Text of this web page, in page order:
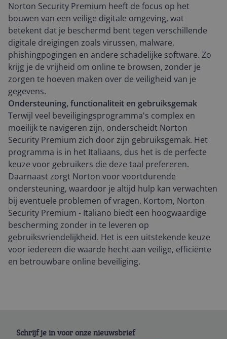
Norton Security Premium heeft de focus op het
bouwen van een veilige digitale omgeving, wat
betekent dat je beschermd bent tegen verschillende
digitale dreigingen zoals virussen, malware,
phishingpogingen en andere schadelijke software. Zo
krijg je de vrijheid om online te browsen, zonder je
zorgen te hoeven maken over de veiligheid van je
gegevens.
Ondersteuning, functionaliteit en gebruiksgemak
Terwijl veel beveiligingsprogramma's complex en
moeilijk te navigeren zijn, onderscheidt Norton
Security Premium zich door zijn gebruiksgemak. Het
programma is in het Italiaans, dus het is de perfecte
keuze voor gebruikers die deze taal prefereren.
Daarnaast zorgt Norton voor voortdurende
ondersteuning, waardoor je altijd hulp kan verwachten
bij eventuele problemen of vragen. Kortom, Norton
Security Premium - Italiano biedt een hoogwaardige
bescherming zonder in te leveren op
gebruiksvriendelijkheid. Het is een uitstekende keuze
voor iedereen die waarde hecht aan veilige, efficiënte
en betrouwbare online beveiliging.
Schrijf je in voor onze nieuwsbrief